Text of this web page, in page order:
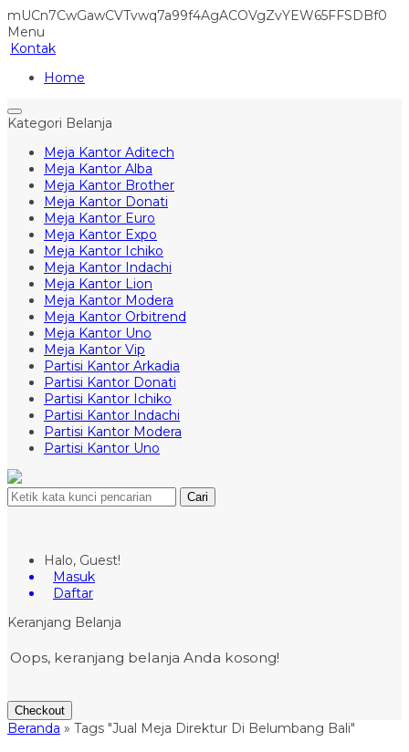
mUCn7CwGawCVTvwq7a99f4AgACOVgZvYEW65FFSDBf0
Menu
Kontak
Home
Kategori Belanja
Meja Kantor Aditech
Meja Kantor Alba
Meja Kantor Brother
Meja Kantor Donati
Meja Kantor Euro
Meja Kantor Expo
Meja Kantor Ichiko
Meja Kantor Indachi
Meja Kantor Lion
Meja Kantor Modera
Meja Kantor Orbitrend
Meja Kantor Uno
Meja Kantor Vip
Partisi Kantor Arkadia
Partisi Kantor Donati
Partisi Kantor Ichiko
Partisi Kantor Indachi
Partisi Kantor Modera
Partisi Kantor Uno
Cari
Halo, Guest!
Masuk
Daftar
Keranjang Belanja
Oops, keranjang belanja Anda kosong!
Checkout
Beranda » Tags "Jual Meja Direktur Di Belumbang Bali"